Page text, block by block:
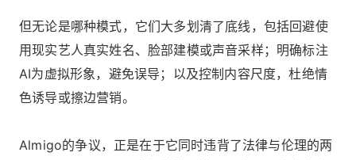
但无论是哪种模式，它们大多划清了底线，包括回避使
用现实艺人真实姓名、脸部建模或声音采样；明确标注
AI为虚拟形象，避免误导；以及控制内容尺度，杜绝情
色诱导或擦边营销。
Almigo的争议，正是在于它同时违背了法律与伦理的两